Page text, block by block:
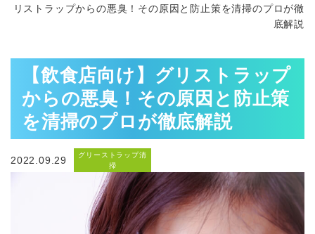
リストラップからの悪臭！その原因と防止策を清掃のプロが徹
底解説
【飲食店向け】グリストラップ
からの悪臭！その原因と防止策
を清掃のプロが徹底解説
2022.09.29
グリーストラップ清
掃